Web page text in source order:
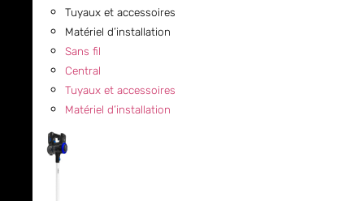
Tuyaux et accessoires
Matériel d’installation
Sans fil
Central
Tuyaux et accessoires
Matériel d’installation